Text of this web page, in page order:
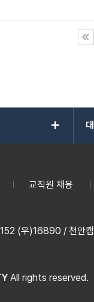
add
교직원 채용
(우)16890 / 천안
All rights reserved.